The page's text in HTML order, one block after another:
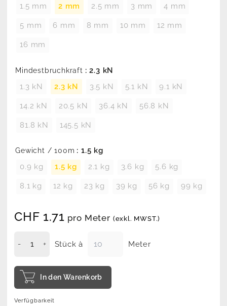
1.5 mm
2 mm 2.5 mm 3 mm 4 mm
5 mm 6 mm 8 mm 10 mm 12 mm
16 mm
Mindestbruchkraft : 2.3 kN
1.3 kN
2.3 kN 3.5 kN 5.1 kN 9.1 kN
14.2 kN 20.5 kN 36.4 kN 56.8 kN
81.8 kN 145.5 kN
Gewicht / 100m : 1.5 kg
0.9 kg
1.5 kg 2.1 kg 3.6 kg 5.6 kg
8.1 kg 12 kg 23 kg 39 kg 56 kg 99 kg
CHF 1.71 pro Meter (exkl. MWST.)
Stück à Meter
In den Warenkorb
Verfügbarkeit